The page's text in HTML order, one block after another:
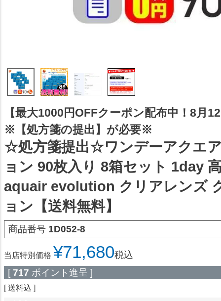
【最大1000円OFFクーポン配布中！8月
※【処方箋の提出】が必要※
☆処方箋提出☆ワンデーアクエ
ョン 90枚入り 8箱セット 1day
aquair evolution クリアレンズ
ョン【送料無料】
商品番号 1D052-8
当店特別価格 ¥71,680税込
[ 717 ポイント進呈 ]
送料込